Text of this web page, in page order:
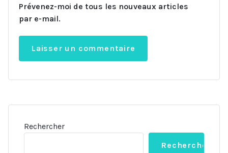
Prévenez-moi de tous les nouveaux articles
par e-mail.
Rechercher
Rechercher